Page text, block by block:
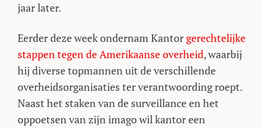
jaar later.
Eerder deze week ondernam Kantor gerechtelijke
stappen tegen de Amerikaanse overheid, waarbij
hij diverse topmannen uit de verschillende
overheidsorganisaties ter verantwoording roept.
Naast het staken van de surveillance en het
oppoetsen van zijn imago wil kantor een